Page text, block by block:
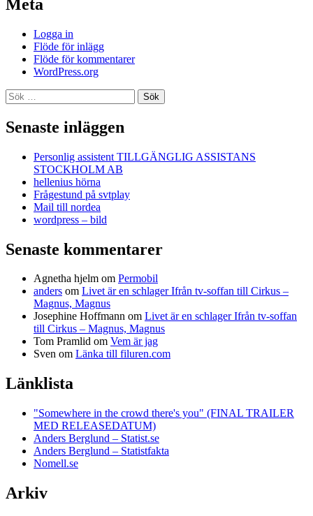
Meta
Logga in
Flöde för inlägg
Flöde för kommentarer
WordPress.org
Sök
efter:
Senaste inläggen
Personlig assistent TILLGÄNGLIG ASSISTANS
STOCKHOLM AB
hellenius hörna
Frågestund på svtplay
Mail till nordea
wordpress – bild
Senaste kommentarer
Agnetha hjelm om Permobil
anders om Livet är en schlager Ifrån tv-soffan till Cirkus –
Magnus, Magnus
Josephine Hoffmann om Livet är en schlager Ifrån tv-soffan
till Cirkus – Magnus, Magnus
Tom Pramlid om Vem är jag
Sven om Länka till filuren.com
Länklista
"Somewhere in the crowd there's you" (FINAL TRAILER
MED RELEASEDATUM)
Anders Berglund – Statist.se
Anders Berglund – Statistfakta
Nomell.se
Arkiv